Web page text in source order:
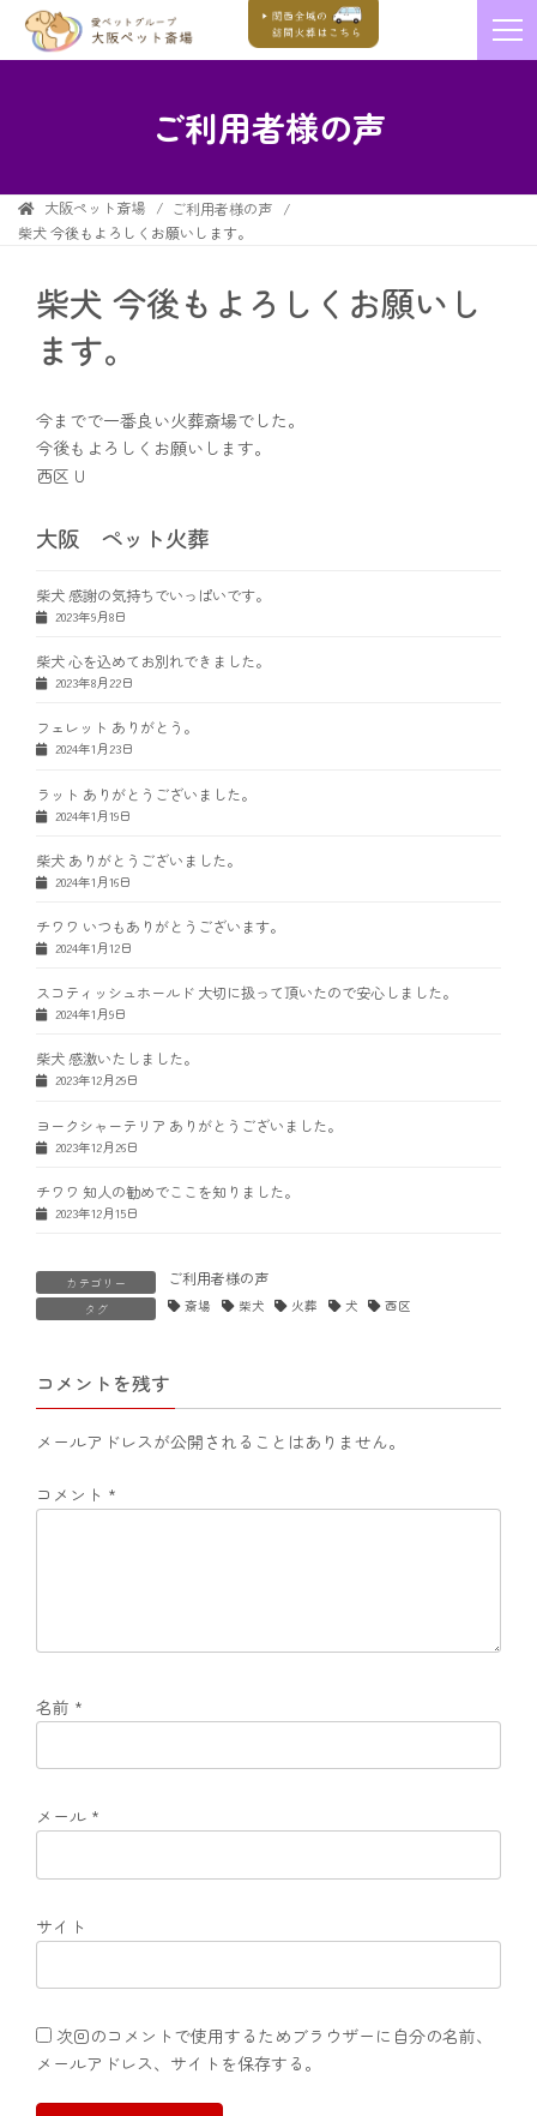
ご利用者様の声
大阪ペット斎場
ご利用者様の声
柴犬 今後もよろしくお願いします。
柴犬 今後もよろしくお願いし
ます。
今までで一番良い火葬斎場でした。
今後もよろしくお願いします。
西区 U
大阪 ペット火葬
柴犬 感謝の気持ちでいっぱいです。
2023年9月8日
柴犬 心を込めてお別れできました。
2023年8月22日
フェレット ありがとう。
2024年1月23日
ラット ありがとうございました。
2024年1月19日
柴犬 ありがとうございました。
2024年1月16日
チワワ いつもありがとうございます。
2024年1月12日
スコティッシュホールド 大切に扱って頂いたので安心しました。
2024年1月9日
柴犬 感激いたしました。
2023年12月29日
ヨークシャーテリア ありがとうございました。
2023年12月26日
チワワ 知人の勧めでここを知りました。
2023年12月15日
カテゴリー ご利用者様の声
タグ 斎場 柴犬 火葬 犬 西区
コメントを残す
メールアドレスが公開されることはありません。
コメント *
名前 *
メール *
サイト
次回のコメントで使用するためブラウザーに自分の名前、
メールアドレス、サイトを保存する。